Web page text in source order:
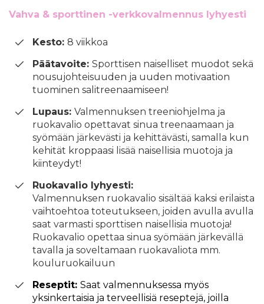
Vahva & sporttinen -verkkovalmennus lyhyesti
Kesto: 8 viikkoa
Päätavoite: Sporttisen naiselliset muodot sekä
nousujohteisuuden ja uuden motivaation
tuominen salitreenaamiseen!
Lupaus: Valmennuksen treeniohjelma ja
ruokavalio opettavat sinua treenaamaan ja
syömään järkevästi ja kehittävästi, samalla kun
kehität kroppaasi lisää naisellisia muotoja ja
kiinteydyt!
Ruokavalio lyhyesti:
Valmennuksen ruokavalio sisältää kaksi erilaista
vaihtoehtoa toteutukseen, joiden avulla avulla
saat varmasti sporttisen naisellisia muotoja!
Ruokavalio opettaa sinua syömään järkevällä
tavalla ja soveltamaan ruokavaliota mm.
kouluruokailuun
Reseptit: Saat valmennuksessa myös
yksinkertaisia ja terveellisiä reseptejä, joilla